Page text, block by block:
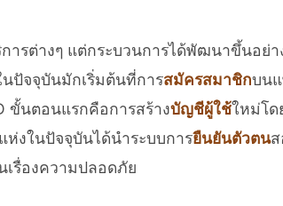
รต่างๆ แต่กระบวนการได้พัฒนาขึ้นอย่
ปัจจุบันมักเริ่มต้นที่การสมัครสมาชิกบน
ขั้นตอนแรกคือการสร้างบัญชีผู้ใช้ใหม่โ
งในปัจจุบันได้นำระบบการยืนยันตัวตนส
รื่องความปลอดภัย